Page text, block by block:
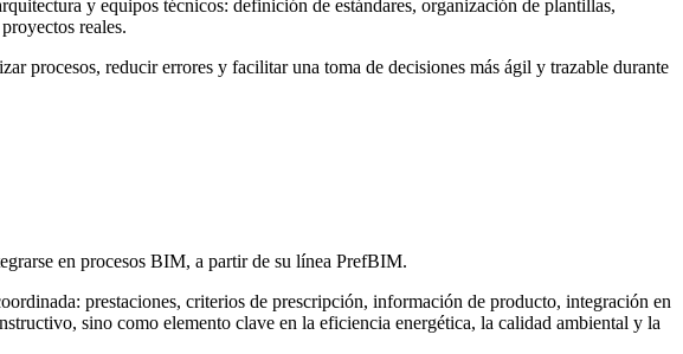
y equipos técnicos: definición de estándares, organización de plantillas,
reales.
procesos, reducir errores y facilitar una toma de decisiones más ágil y trazable durante
en procesos BIM, a partir de su línea PrefBIM.
prestaciones, criterios de prescripción, información de producto, integración en
sino como elemento clave en la eficiencia energética, la calidad ambiental y la